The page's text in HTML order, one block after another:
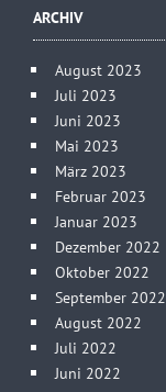
ARCHIV
August 2023
Juli 2023
Juni 2023
Mai 2023
März 2023
Februar 2023
Januar 2023
Dezember 2022
Oktober 2022
September 2022
August 2022
Juli 2022
Juni 2022